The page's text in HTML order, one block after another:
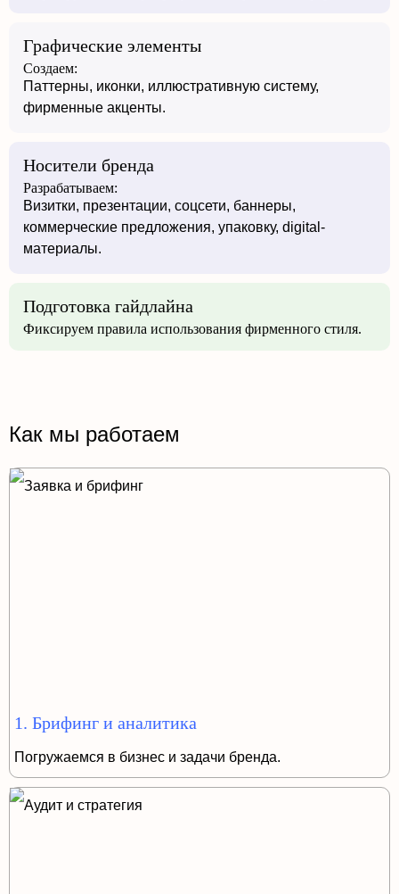
Графические элементы
Создаем:
Паттерны, иконки, иллюстративную систему,
фирменные акценты.
Носители бренда
Разрабатываем:
Визитки, презентации, соцсети, баннеры,
коммерческие предложения, упаковку, digital-
материалы.
Подготовка гайдлайна
Фиксируем правила использования фирменного стиля.
Как мы работаем
1. Брифинг и аналитика
Погружаемся в бизнес и задачи бренда.